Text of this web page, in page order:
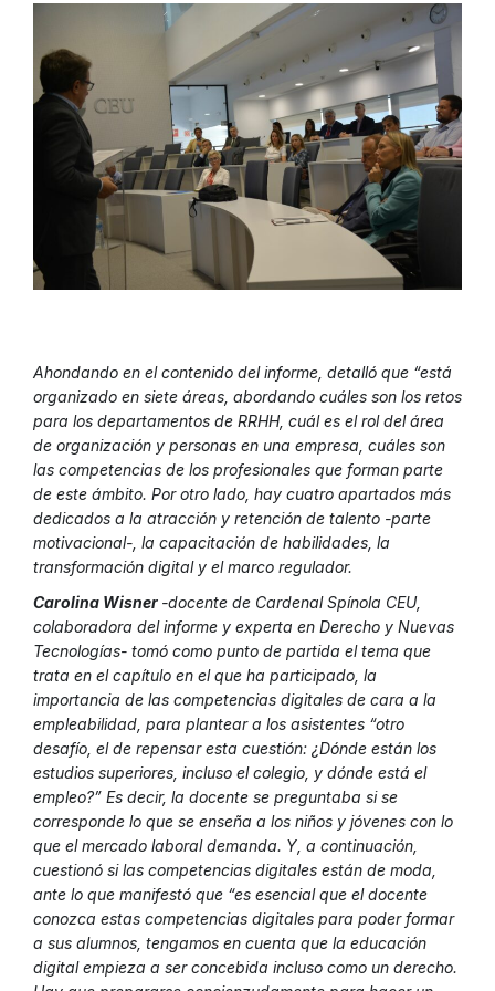
Ahondando en el contenido del informe, detalló que “está
organizado en siete áreas, abordando cuáles son los retos
para los departamentos de RRHH, cuál es el rol del área
de organización y personas en una empresa, cuáles son
las competencias de los profesionales que forman parte
de este ámbito. Por otro lado, hay cuatro apartados más
dedicados a la atracción y retención de talento -parte
motivacional-, la capacitación de habilidades, la
transformación digital y el marco regulador.
Carolina Wisner -docente de Cardenal Spínola CEU,
colaboradora del informe y experta en Derecho y Nuevas
Tecnologías- tomó como punto de partida el tema que
trata en el capítulo en el que ha participado, la
importancia de las competencias digitales de cara a la
empleabilidad, para plantear a los asistentes “otro
desafío, el de repensar esta cuestión: ¿Dónde están los
estudios superiores, incluso el colegio, y dónde está el
empleo?” Es decir, la docente se preguntaba si se
corresponde lo que se enseña a los niños y jóvenes con lo
que el mercado laboral demanda. Y, a continuación,
cuestionó si las competencias digitales están de moda,
ante lo que manifestó que “es esencial que el docente
conozca estas competencias digitales para poder formar
a sus alumnos, tengamos en cuenta que la educación
digital empieza a ser concebida incluso como un derecho.